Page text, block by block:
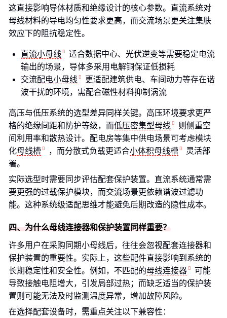
这直接影响导体材质和绝缘设计的核心参数。直流系统对
母线材料的导电均匀性要求更高，而交流场景更关注集肤
效应下的阻抗稳定性。
直流小母线
适合数据中心、光伏逆变等需要稳定电流
输出的场景，导体多采用电解铜保证低损耗
交流配电小母线
更适配建筑供电、车间动力等存在谐
波干扰的环境，需配合磁性材料抑制涡流
高压与低压系统的选型差异同样关键。高压环境要求更严
格的绝缘间距和防护等级，而低压密集型母线
则侧重空
间利用率和散热设计。配电房等集中供电场景可考虑模块
化母线槽 ，而分散式负载更适合小体积母线槽
灵活部
署。
实际选型时需要同步评估配套保护装置。直流系统通常需
要更强的过载保护模块，而交流场景更依赖谐波过滤功
能。这种系统级适配思维才能避免后期改造的隐性成本。
四、为什么母线连接器和保护装置同样重要？
许多用户在采购同期小母线后，往往会忽视配套连接器和
保护装置的重要性。实际上，这些配件直接影响到系统的
长期稳定性和安全性。例如，不匹配的母线连接器
可能
导致接触电阻增大，引发局部过热；而缺乏适当的保护装
置则可能无法及时监测温度异常，增加故障风险。
在选择配套设备时，需重点关注以下兼容性：